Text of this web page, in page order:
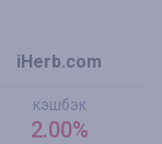
iHerb.com
кэшбэк
2.00%